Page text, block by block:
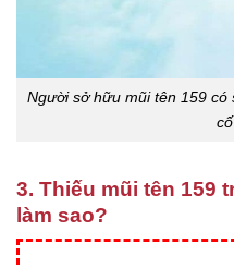
Người sở hữu mũi tên 159
3. Thiếu mũi tên 159
làm sao?